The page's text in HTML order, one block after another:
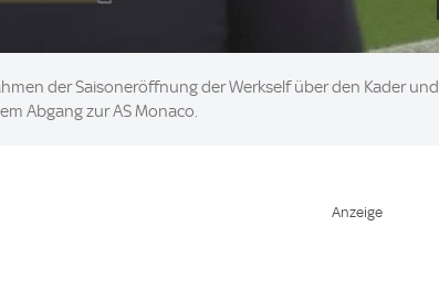
der Saisoneröffnung der Werkself über den Kader und
Abgang zur AS Monaco.